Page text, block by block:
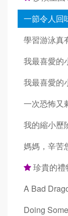
一節令人回
學習游泳真
我最喜愛的
我最喜愛的
一次恐怖又
我的縮小歷
媽媽，辛苦
珍貴的禮
A Bad
Doing